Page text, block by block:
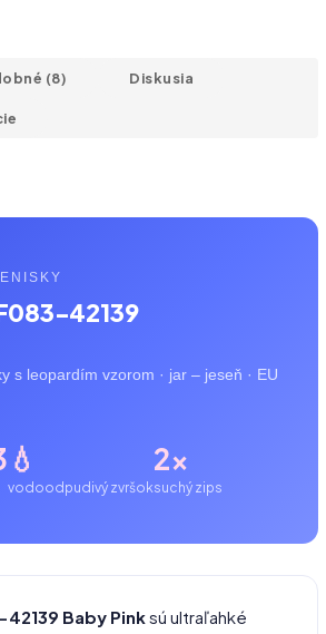
(8) Diskusia
42139
s leopardím vzorom · jar – jeseň · EU
💧
vodoodpudivý zvršok
2×
suchý zips
Baby Pinksú ultraľahké